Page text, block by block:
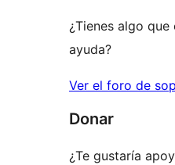
¿Tienes algo
ayuda?
Ver el foro de
Donar
¿Te gustaría